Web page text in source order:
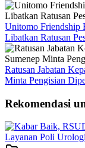
Unitomo Friendship
Libatkan Ratusan
Ratusan Jabatan
Minta Pengisian
Rekomendasi